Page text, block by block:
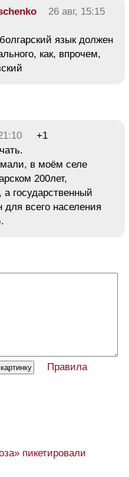
26 авг, 15:15
язык должен
как, впрочем,
+1
в моём селе
200лет,
а государственный
всего населения
Правила
пикетировали